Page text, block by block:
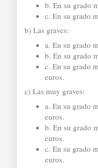
b. En su grado
c. En su grado
b) Las graves:
a. En su grado
b. En su grado
c. En su grado
euros.
c) Las muy graves:
a. En su grado
euros.
b. En su grado
euros.
c. En su grado
euros.